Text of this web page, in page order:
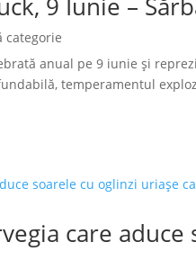
9 Iunie –
categorie
anual pe 9 iunie și
temperamentul
care